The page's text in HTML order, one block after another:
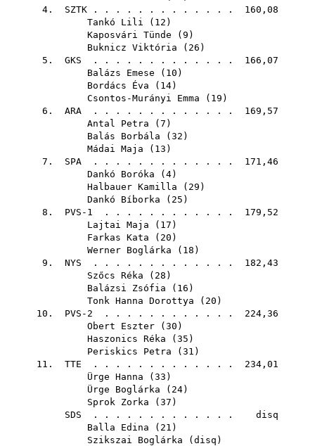
4. SZTK . . . . . . . . . . . . . 160,08
Tankó Lili ( 12 )
Kaposvári Tünde ( 9 )
Buknicz Viktória ( 26 )
5. GKS . . . . . . . . . . . . . 166,07
Balázs Emese ( 10 )
Bordács Éva ( 14)
Csontos-Murányi Emma ( 19 )
6. ARA . . . . . . . . . . . . . 169,57
Antal Petra ( 7 )
Balás Borbála ( 32 )
Mádai Maja ( 13 )
7. SPA . . . . . . . . . . . . . 171,46
Dankó Boróka ( 4)
Halbauer Kamilla ( 29 )
Dankó Bíborka ( 25 )
8. PVS-1 . . . . . . . . . . . . 179,52
Lajtai Maja ( 17 )
Farkas Kata ( 20 )
Werner Boglárka ( 18 )
9. NYS . . . . . . . . . . . . . 182,43
Szőcs Réka ( 28 )
Balázsi Zsófia ( 16 )
Tonk Hanna Dorottya ( 20 )
10. PVS-2 . . . . . . . . . . . . 224,36
Obert Eszter ( 30 )
Haszonics Réka ( 35 )
Periskics Petra ( 31 )
11. TTE . . . . . . . . . . . . . 234,01
Ürge Hanna ( 33 )
Ürge Boglárka ( 24)
Sprok Zorka ( 37 )
SDS . . . . . . . . . . . . . disq
Balla Edina ( 21 )
Szikszai Boglárka ( disq )